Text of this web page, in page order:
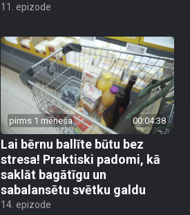
11. epizode
pirms 1 mēneša 00:04:38
Lai bērnu ballīte būtu bez
stresa! Praktiski padomi, kā
saklāt bagātīgu un
sabalansētu svētku galdu
14. epizode